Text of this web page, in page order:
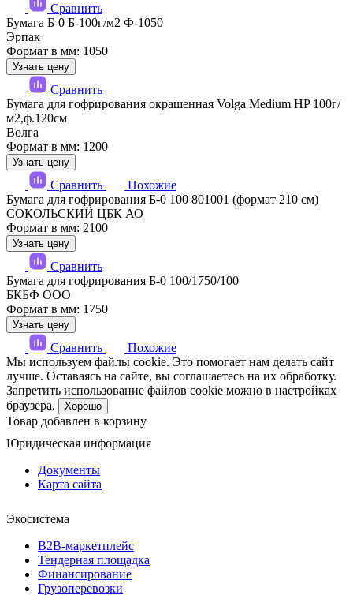
Сравнить
Бумага Б-0 Б-100г/м2 Ф-1050
Эрпак
Формат в мм: 1050
Узнать цену
Сравнить
Бумага для гофрирования окрашенная Volga Medium HP 100г/
м2,ф.120см
Волга
Формат в мм: 1200
Узнать цену
Сравнить
Похожие
Бумага для гофрирования Б-0 100 801001 (формат 210 см)
СОКОЛЬСКИЙ ЦБК АО
Формат в мм: 2100
Узнать цену
Сравнить
Бумага для гофрирования Б-0 100/1750/100
БКБФ ООО
Формат в мм: 1750
Узнать цену
Сравнить
Похожие
Мы используем файлы cookie. Это помогает нам делать сайт
лучше. Оставаясь на сайте, вы соглашаетесь на их обработку.
Запретить использование файлов cookie можно в настройках
браузера.
Хорошо
Товар добавлен в корзину
Юридическая информация
Документы
Карта сайта
Экосистема
B2B‑маркетплейс
Тендерная площадка
Финансирование
Грузоперевозки